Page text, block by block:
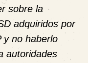
sobre la
adquiridos por
y no haberlo
autoridades